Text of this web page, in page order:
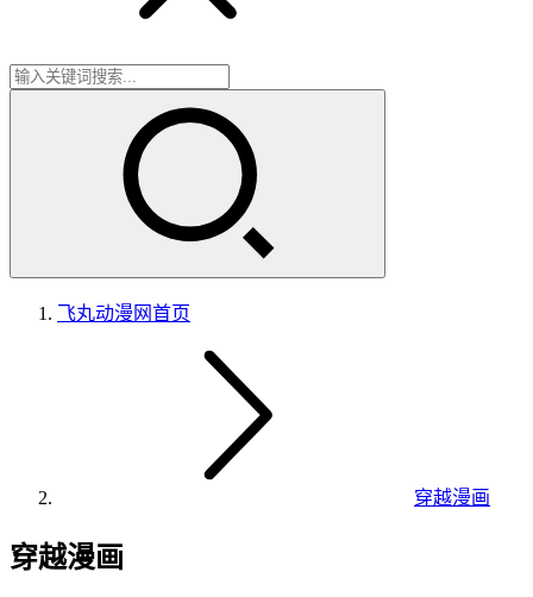
飞丸动漫网首页
穿越漫画
穿越漫画